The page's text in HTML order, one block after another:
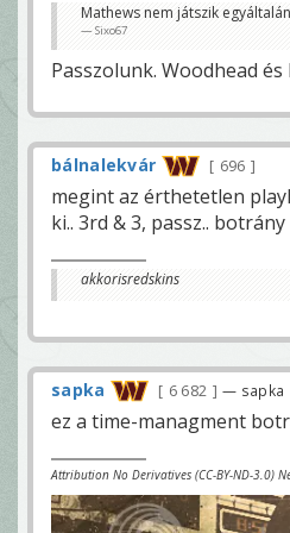
Mathews nem játszik
Sixo67
Passzolunk. Woodhead
bálnalekvár 696
megint az érthetetlen
ki.. 3rd & 3, passz.. botrány
akkorisredskins
sapka 6 682 — sapka
ez a time-managment
Attribution No Derivatives (CC-BY-ND-3.0)